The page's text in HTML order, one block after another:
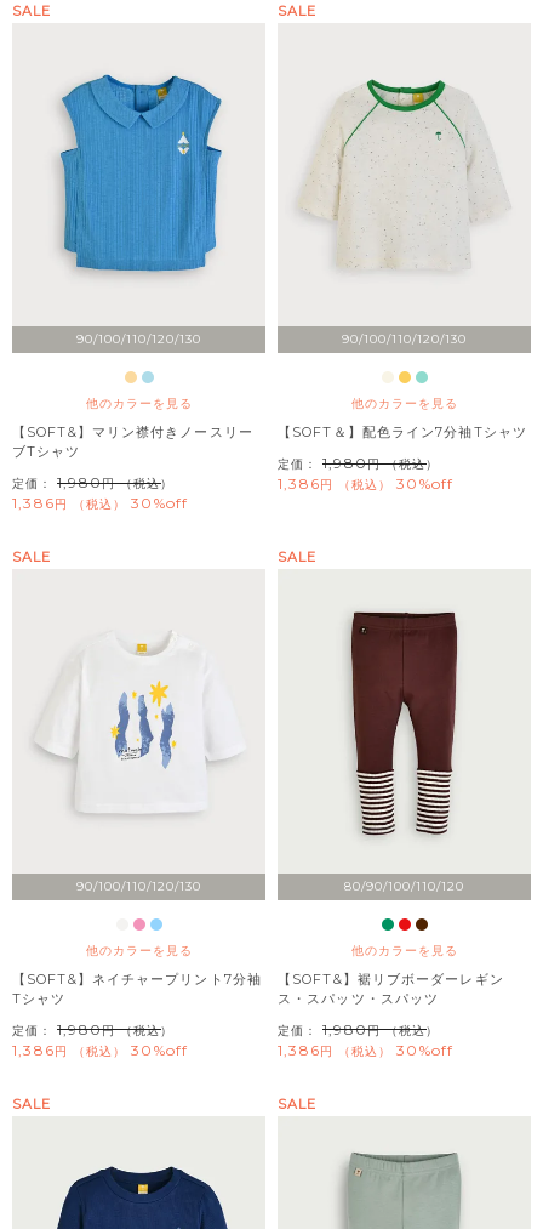
90/100/110/120/130
他のカラーを見る
SALE
【SOFT&】マリン襟付きノースリー
ブTシャツ
定価： 1,980 （税込）
1,386 税込 30%off
90/100/110/120/130
他のカラーを見る
SALE
【SOFT＆】配色ライン7分袖Tシャツ
定価： 1,980 （税込）
1,386 税込 30%off
90/100/110/120/130
他のカラーを見る
SALE
【SOFT&】ネイチャープリント7分袖
Tシャツ
定価： 1,980 （税込）
1,386 税込 30%off
80/90/100/110/120
他のカラーを見る
SALE
【SOFT&】裾リブボーダーレギン
ス・スパッツ・スパッツ
定価： 1,980 （税込）
1,386 税込 30%off
SALE SALE